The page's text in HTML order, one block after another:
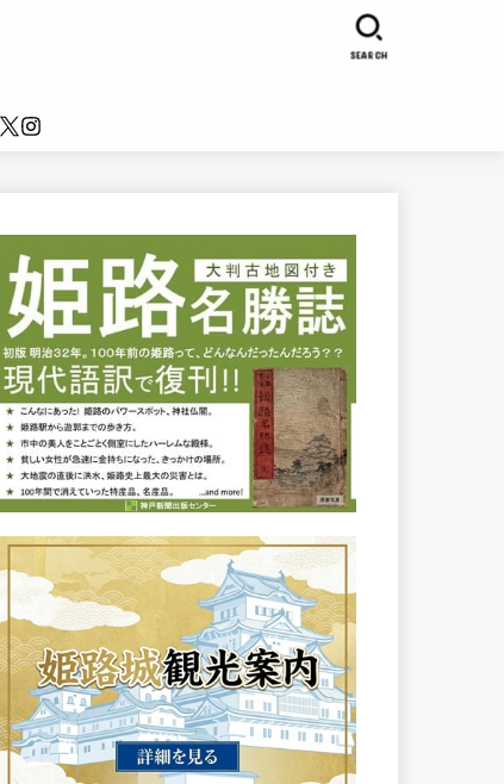
SEARCH